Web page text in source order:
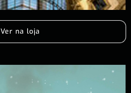
Ver na loja